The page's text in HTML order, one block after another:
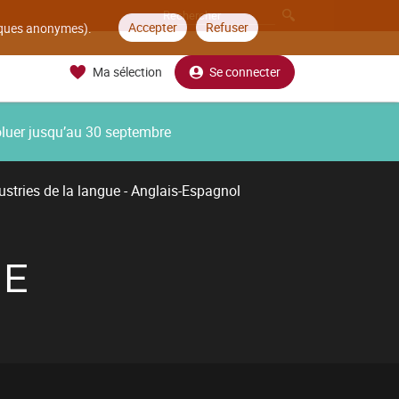
anonymes). Accepter Refuser
Ma sélection Se connecter
jusqu’au 30 septembre
de la langue - Anglais-Espagnol